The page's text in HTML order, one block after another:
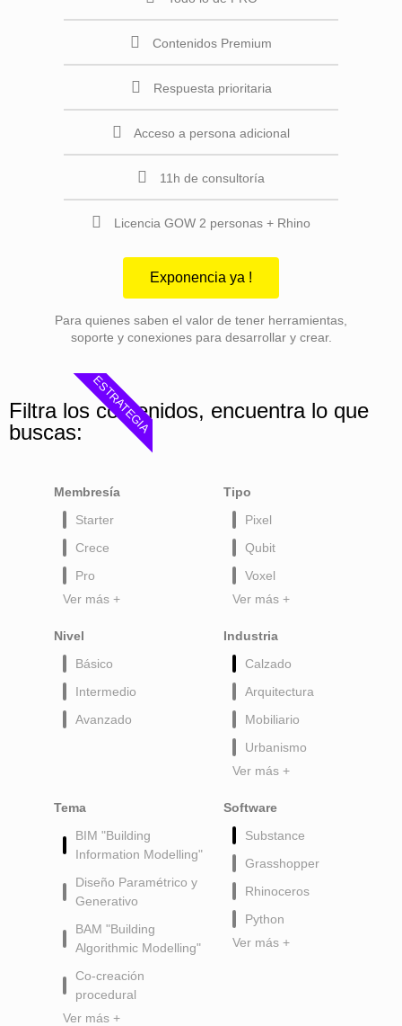
Contenidos Premium
Respuesta prioritaria
Acceso a persona adicional
11h de consultoría
Licencia GOW 2 personas + Rhino
Exponencia ya !
Para quienes saben el valor de tener herramientas,
soporte y conexiones para desarrollar y crear.
ESTRATEGIA
Filtra los contenidos, encuentra lo que
buscas:
Membresía
Starter
Crece
Pro
Ver más +
Tipo
Pixel
Qubit
Voxel
Ver más +
Nivel
Básico
Intermedio
Avanzado
Industria
Calzado
Arquitectura
Mobiliario
Urbanismo
Ver más +
Tema
BIM "Building
Information Modelling"
Diseño Paramétrico y
Generativo
BAM "Building
Algorithmic Modelling"
Co-creación
procedural
Ver más +
Software
Substance
Grasshopper
Rhinoceros
Python
Ver más +